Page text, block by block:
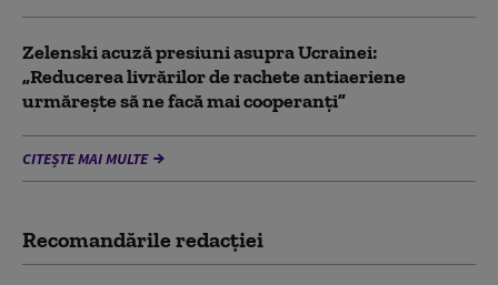
Zelenski acuză presiuni asupra Ucrainei:
„Reducerea livrărilor de rachete antiaeriene
urmărește să ne facă mai cooperanți”
CITEȘTE MAI MULTE
Recomandările redacţiei